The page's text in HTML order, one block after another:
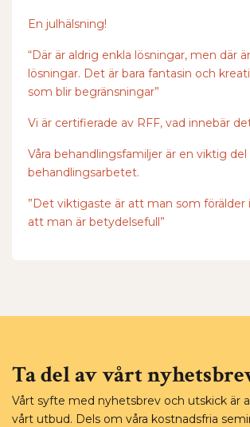
En julhälsning!
“Där är aldrig enkla lösningar, men där
lösningar. Det är bara fantasin och
som blir begränsningar”
Vi är certifierade av RFF, vad innebär
Våra behandlingsfamiljer är en viktig del
behandlingsarbetet.
”Det viktigaste är att man som
att man är betydelsefull”
Ta del av vårt
Vårt syfte med nyhetsbrev och utskick är
vårt utbud. Dels om våra kostnadsfria